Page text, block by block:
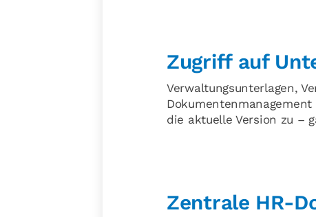
Zugriff auf
Verwaltungsunterlagen,
die aktuelle Version zu –
Zentrale HR-